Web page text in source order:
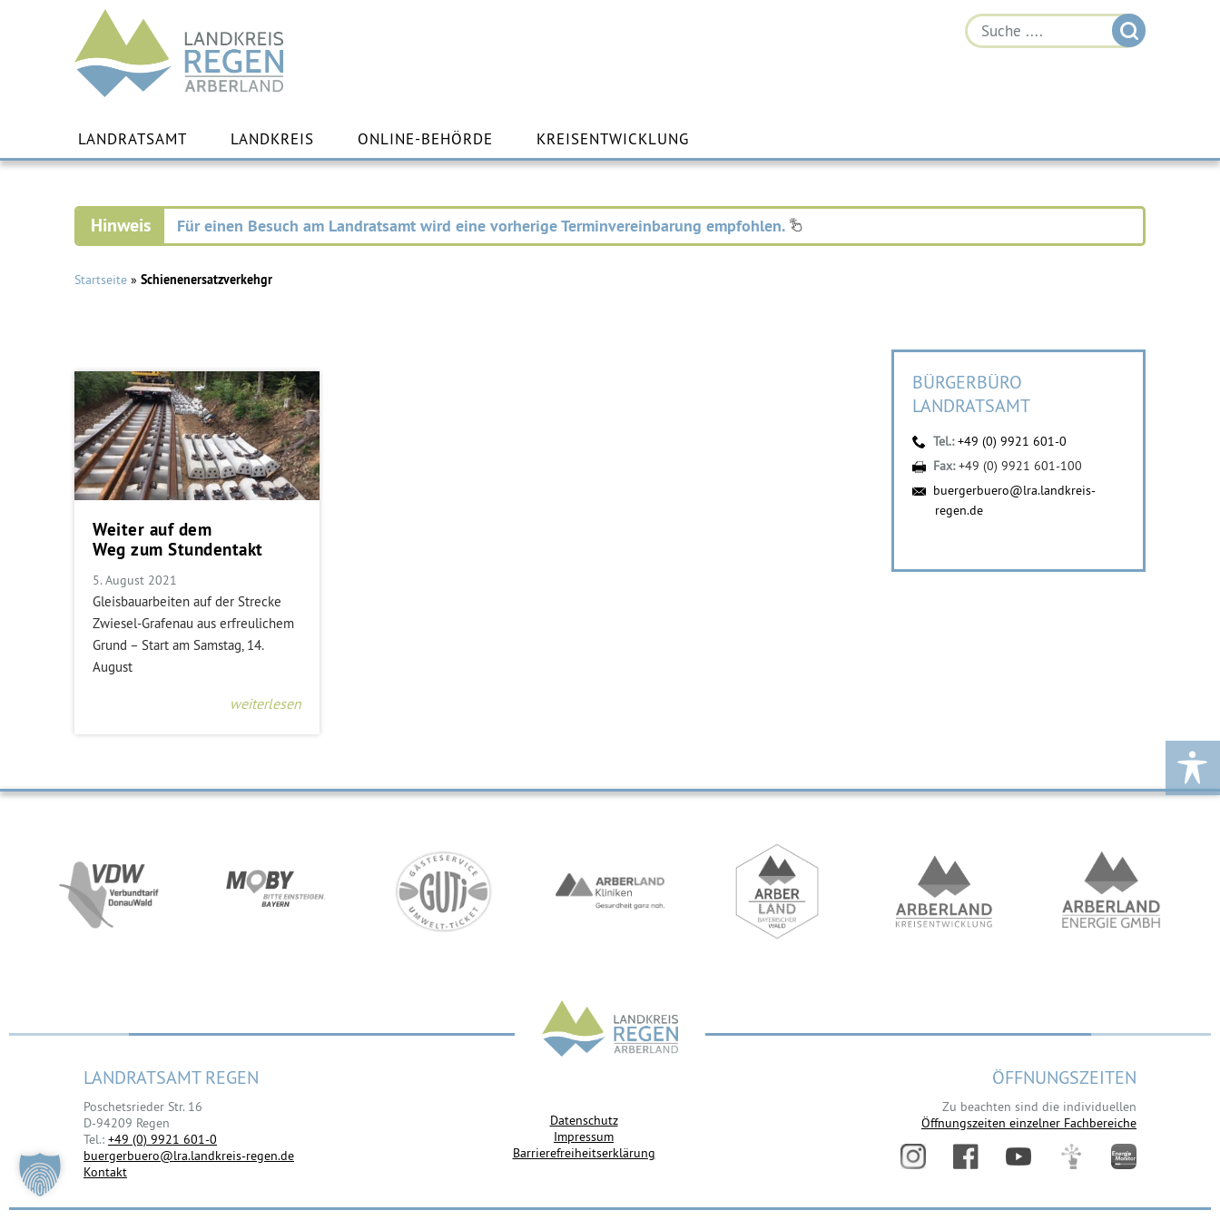
Landkreis
Regen
Inhalt
springen
LANDRATSAMT LANDKREIS ONLINE-BEHÖRDE KREISENTWICKLUNG
Für einen Besuch am Landratsamt wird eine vorherige Terminvereinbarung empfohlen.
Startseite » Schienenersatzverkehgr
Weiter auf dem
Weg zum Stundentakt
5. August 2021
Gleisbauarbeiten auf der Strecke
Zwiesel-Grafenau aus erfreulichem
Grund – Start am Samstag, 14.
August
weiterlesen
BÜRGERBÜRO
LANDRATSAMT
Tel.:+49 (0) 9921 601-0
Fax:+49 (0) 9921 601-100
buergerbuero@lra.landkreis-
regen.de
LANDRATSAMT REGEN
Poschetsrieder Str. 16
D-94209 Regen
Tel.: +49 (0) 9921 601-0
buergerbuero@lra.landkreis-regen.de
Kontakt
Datenschutz
Impressum
Barrierefreiheitserklärung
ÖFFNUNGSZEITEN
Zu beachten sind die individuellen
Öffnungszeiten einzelner Fachbereiche